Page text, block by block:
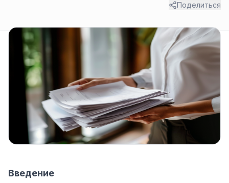
Поделиться
Введение